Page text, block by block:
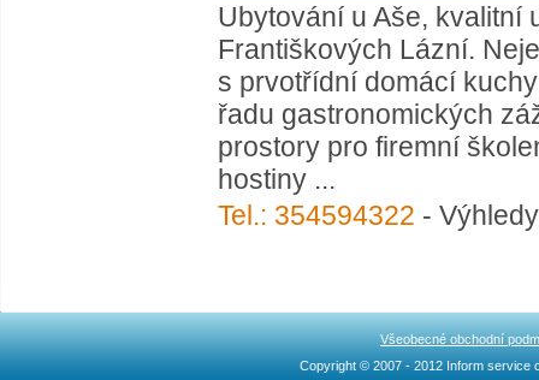
Ubytování u Aše, kvalitní
Františkových Lázní.
s prvotřídní domácí
řadu gastronomických
prostory pro firemní
hostiny ...
Tel.: 354594322 -
Všeobecné obchodní
Copyright © 2007 - 2012 Inform service